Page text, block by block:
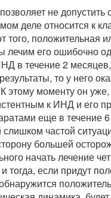
не допустить
деле относится к
того, положительная
лечим его ошибочно
в течение 2 месяцев,
то у него
этому моменту он уже,
к ИНД и его
еще в течение
слишком частой
большей
начать лечение
тогда, если придут